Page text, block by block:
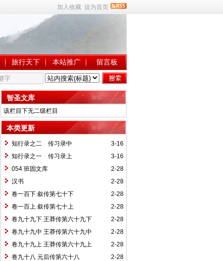
加入收藏 设为首页
旅行天下 本站推广 留言板
智圣文库
该栏目下无二级栏目
本类更新
3-16
知行录之二 传习录中
3-16
知行录之一 传习录上
2-28
054 班固文库
2-28
汉书
2-28
卷一百下 叙传第七十下
2-28
卷一百上 叙传第七十上
2-28
卷九十九下 王莽传第六十九下
2-28
卷九十九中 王莽传第六十九中
2-28
卷九十九上 王莽传第六十九上
2-28
卷九十八 元后传第六十八